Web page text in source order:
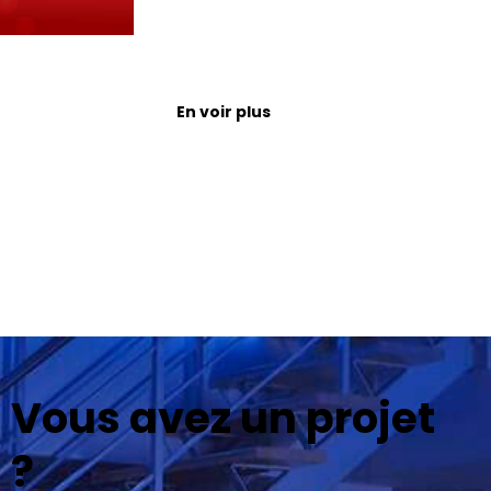
En voir plus
Vous avez un projet
?